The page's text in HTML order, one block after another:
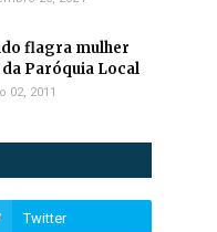
flagra mulher
Paróquia Local
02, 2011